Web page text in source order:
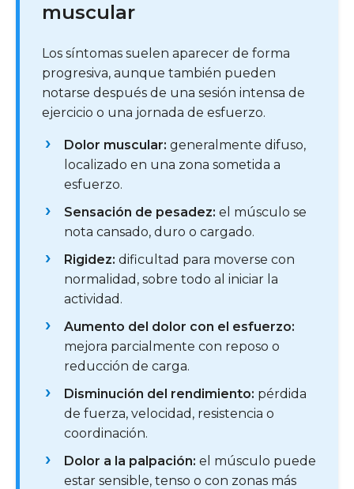
muscular
Los síntomas suelen aparecer de forma
progresiva, aunque también pueden
notarse después de una sesión intensa de
ejercicio o una jornada de esfuerzo.
Dolor muscular: generalmente difuso,
localizado en una zona sometida a
esfuerzo.
Sensación de pesadez: el músculo se
nota cansado, duro o cargado.
Rigidez: dificultad para moverse con
normalidad, sobre todo al iniciar la
actividad.
Aumento del dolor con el esfuerzo:
mejora parcialmente con reposo o
reducción de carga.
Disminución del rendimiento: pérdida
de fuerza, velocidad, resistencia o
coordinación.
Dolor a la palpación: el músculo puede
estar sensible, tenso o con zonas más